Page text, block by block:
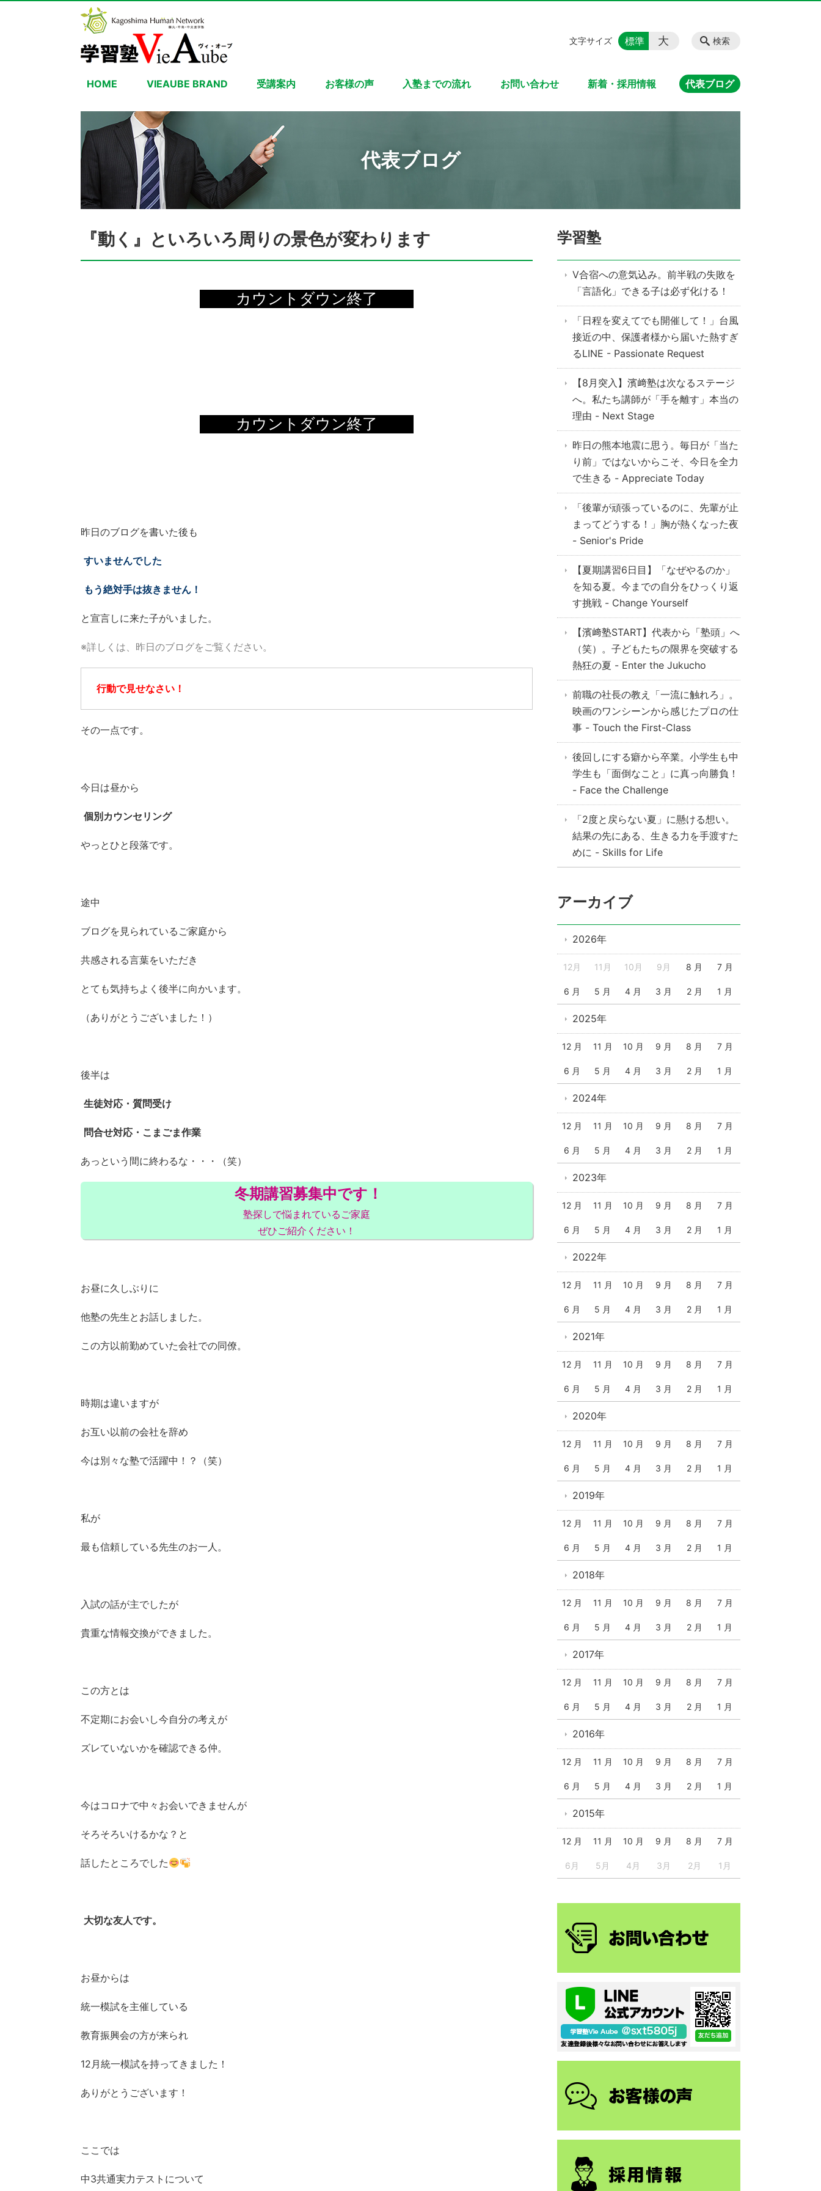
HOME VIEAUBE BRAND 受講案内 お客様の声 入塾までの流れ お問い合わせ 新着・採用情報 代表ブログ
検索
文字サイズ 標準 大
代表ブログ
『動く』といろいろ周りの景色が変わります
昨日のブログを書いた後も
すいませんでした
もう絶対手は抜きません！
と宣言しに来た子がいました。
※詳しくは、昨日のブログをご覧ください。
行動で見せなさい！
その一点です。
今日は昼から
個別カウンセリング
やっとひと段落です。
途中
ブログを見られているご家庭から
共感される言葉をいただき
とても気持ちよく後半に向かいます。
（ありがとうございました！）
後半は
生徒対応・質問受け
問合せ対応・こまごま作業
あっという間に終わるな・・・（笑）
冬期講習募集中です！
塾探しで悩まれているご家庭
ぜひご紹介ください！
お昼に久しぶりに
他塾の先生とお話しました。
この方以前勤めていた会社での同僚。
時期は違いますが
お互い以前の会社を辞め
今は別々な塾で活躍中！？（笑）
私が
最も信頼している先生のお一人。
入試の話が主でしたが
貴重な情報交換ができました。
この方とは
不定期にお会いし今自分の考えが
ズレていないかを確認できる仲。
今はコロナで中々お会いできませんが
そろそろいけるかな？と
話したところでした
大切な友人です。
お昼からは
統一模試を主催している
教育振興会の方が来られ
12月統一模試を持ってきました！
ありがとうございます！
ここでは
中3共通実力テストについて
学習塾
V合宿への意気込み。前半戦の失敗を
「言語化」できる子は必ず化ける！
「日程を変えてでも開催して！」台風
接近の中、保護者様から届いた熱すぎ
るLINE - Passionate Request
【8月突入】濱﨑塾は次なるステージ
へ。私たち講師が「手を離す」本当の
理由 - Next Stage
昨日の熊本地震に思う。毎日が「当た
り前」ではないからこそ、今日を全力
で生きる - Appreciate Today
「後輩が頑張っているのに、先輩が止
まってどうする！」胸が熱くなった夜
- Senior's Pride
【夏期講習6日目】「なぜやるのか」
を知る夏。今までの自分をひっくり返
す挑戦 - Change Yourself
【濱﨑塾START】代表から「塾頭」へ
（笑）。子どもたちの限界を突破する
熱狂の夏 - Enter the Jukucho
前職の社長の教え「一流に触れろ」。
映画のワンシーンから感じたプロの仕
事 - Touch the First-Class
後回しにする癖から卒業。小学生も中
学生も「面倒なこと」に真っ向勝負！
- Face the Challenge
「2度と戻らない夏」に懸ける想い。
結果の先にある、生きる力を手渡すた
めに - Skills for Life
アーカイブ
2026年
12月 11月 10月 9月 8 月 7 月
6 月 5 月 4 月 3 月 2 月 1 月
2025年
12 月 11 月 10 月 9 月 8 月 7 月
6 月 5 月 4 月 3 月 2 月 1 月
2024年
12 月 11 月 10 月 9 月 8 月 7 月
6 月 5 月 4 月 3 月 2 月 1 月
2023年
12 月 11 月 10 月 9 月 8 月 7 月
6 月 5 月 4 月 3 月 2 月 1 月
2022年
12 月 11 月 10 月 9 月 8 月 7 月
6 月 5 月 4 月 3 月 2 月 1 月
2021年
12 月 11 月 10 月 9 月 8 月 7 月
6 月 5 月 4 月 3 月 2 月 1 月
2020年
12 月 11 月 10 月 9 月 8 月 7 月
6 月 5 月 4 月 3 月 2 月 1 月
2019年
12 月 11 月 10 月 9 月 8 月 7 月
6 月 5 月 4 月 3 月 2 月 1 月
2018年
12 月 11 月 10 月 9 月 8 月 7 月
6 月 5 月 4 月 3 月 2 月 1 月
2017年
12 月 11 月 10 月 9 月 8 月 7 月
6 月 5 月 4 月 3 月 2 月 1 月
2016年
12 月 11 月 10 月 9 月 8 月 7 月
6 月 5 月 4 月 3 月 2 月 1 月
2015年
12 月 11 月 10 月 9 月 8 月 7 月
6月 5月 4月 3月 2月 1月